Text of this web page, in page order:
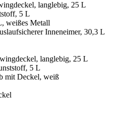
langlebig, 25 L
5 L
weißes Metall
Inneneimer, 30,3 L
langlebig, 25 L
5 L
mit Deckel, weiß